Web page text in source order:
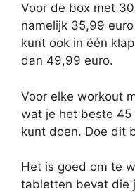
Voor de box met
namelijk 35,99
kunt ook in één
dan 49,99 euro.
Voor elke workout
wat je het beste 45
kunt doen. Doe dit
Het is goed om te
tabletten bevat die